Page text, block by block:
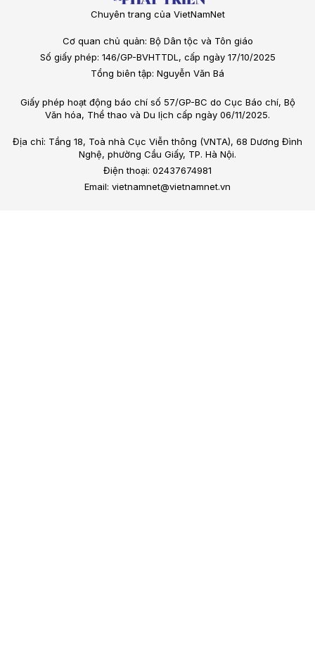
Chuyên trang của VietNamNet
Cơ quan chủ quản: Bộ Dân tộc và Tôn giáo
Số giấy phép: 146/GP-BVHTTDL, cấp ngày 17/10/2025
Tổng biên tập: Nguyễn Văn Bá
Giấy phép hoạt động báo chí số 57/GP-BC do Cục Báo chí, Bộ
Văn hóa, Thể thao và Du lịch cấp ngày 06/11/2025.
Địa chỉ: Tầng 18, Toà nhà Cục Viễn thông (VNTA), 68 Dương Đình
Nghệ, phường Cầu Giấy, TP. Hà Nội.
Điện thoại: 02437674981
Email: vietnamnet@vietnamnet.vn